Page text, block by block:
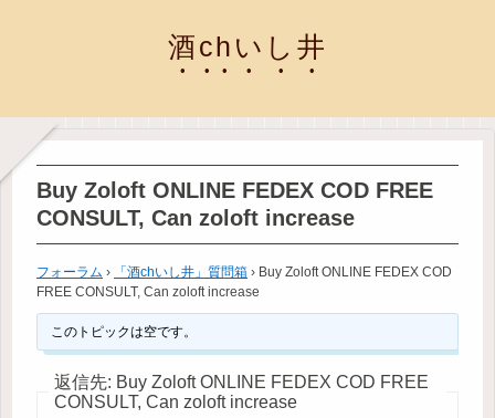
酒chいし井
Buy Zoloft ONLINE FEDEX COD FREE
CONSULT, Can zoloft increase
フォーラム › 「酒chいし井」質問箱 › Buy Zoloft ONLINE FEDEX COD
FREE CONSULT, Can zoloft increase
このトピックは空です。
返信先: Buy Zoloft ONLINE FEDEX COD FREE
CONSULT, Can zoloft increase